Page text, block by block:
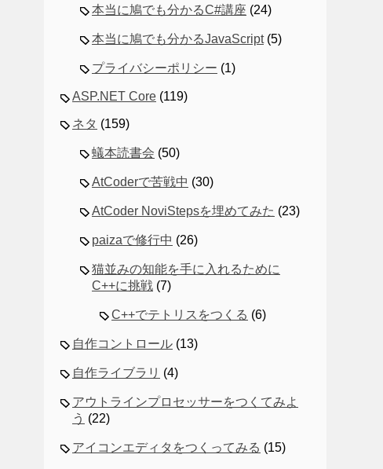
本当に鳩でも分かるC#講座 (24)
本当に鳩でも分かるJavaScript(5)
プライバシーポリシー (1)
ASP.NET Core (119)
ネタ (159)
蟻本読書会 (50)
AtCoderで苦戦中 (30)
AtCoder NoviStepsを埋めてみた (23)
paizaで修行中 (26)
猫並みの知能を手に入れるために
C++に挑戦 (7)
C++でテトリスをつくる (6)
自作コントロール (13)
自作ライブラリ (4)
アウトラインプロセッサーをつくてみよ
う (22)
アイコンエディタをつくってみる (15)